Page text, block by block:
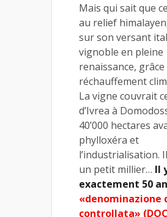
Mais qui sait que
au relief
sur son versant
vignoble en pleine
renaissance, grâce
réchauffement
La vigne couvrait
d’Ivrea à
40’000 hectares
phylloxéra et
l’industrialisation.
un petit millier… Il
exactement 50
«denominazione
controllata»